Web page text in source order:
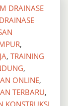
DRAINASE
,
, TRAINING
,
ONLINE,
TERBARU,